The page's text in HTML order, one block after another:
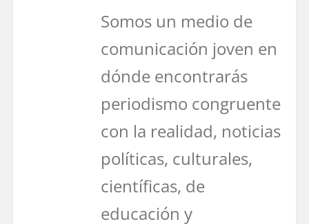
Somos un medio de
comunicación joven en
dónde encontrarás
periodismo congruente
con la realidad, noticias
políticas, culturales,
científicas, de
educación y